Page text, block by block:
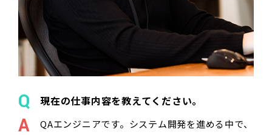
現在の仕事内容を教えてください。
QAエンジニアです。システム開発を進める中で、